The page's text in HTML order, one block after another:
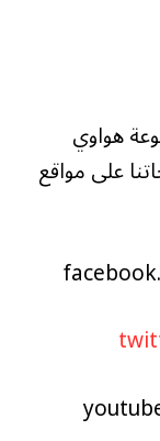
هواوي
على مواقع